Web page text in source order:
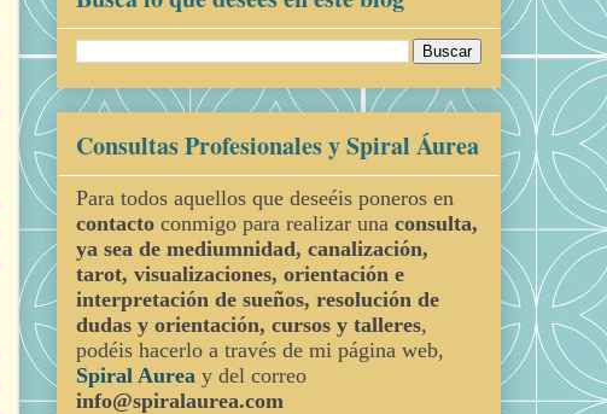
Consultas Profesionales y Spiral Áurea
Para todos aquellos que deseéis poneros en
contacto conmigo para realizar una consulta,
ya sea de mediumnidad, canalización,
tarot, visualizaciones, orientación e
interpretación de sueños, resolución de
dudas y orientación, cursos y talleres,
podéis hacerlo a través de mi página web,
Spiral Aurea y del correo
info@spiralaurea.com